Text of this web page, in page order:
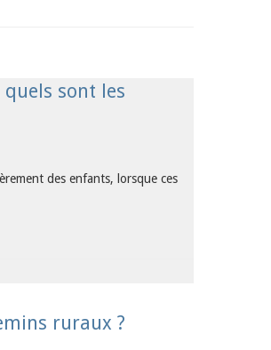
sont les
des enfants, lorsque ces
ruraux ?